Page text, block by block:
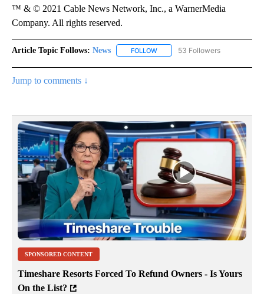
™ & © 2021 Cable News Network, Inc., a WarnerMedia
Company. All rights reserved.
Article Topic Follows: News FOLLOW FOLLOW "NEWS" TO RECEIVE
53 Followers
Jump to comments ↓
SPONSORED CONTENT
Timeshare Resorts Forced To Refund Owners - Is Yours
On the List?